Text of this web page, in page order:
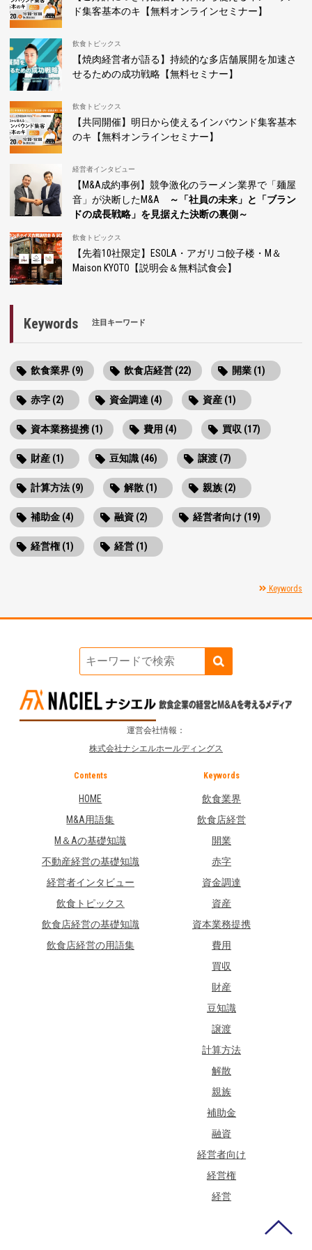
ド集客基本のキ【無料オンラインセミナー】
飲食トピックス
【焼肉経営者が語る】持続的な多店舗展開を加速さ
せるための成功戦略【無料セミナー】
飲食トピックス
【共同開催】明日から使えるインバウンド集客基本
のキ【無料オンラインセミナー】
経営者インタビュー
【M&A成約事例】競争激化のラーメン業界で「麺屋
音」が決断したM&A
～「社員の未来」と「ブラン
ドの成長戦略」を見据えた決断の裏側～
飲食トピックス
【先着10社限定】ESOLA・アガリコ餃子楼・M＆
Maison KYOTO【説明会＆無料試食会】
Keywords 注目キーワード
飲食業界 (9) 飲食店経営 (22) 開業 (1)
赤字 (2) 資金調達 (4) 資産 (1)
資本業務提携 (1) 費用 (4) 買収 (17)
財産 (1) 豆知識 (46) 譲渡 (7)
計算方法 (9) 解散 (1) 親族 (2)
補助金 (4) 融資 (2) 経営者向け (19)
経営権 (1) 経営 (1)
Keywords
運営会社情報：
株式会社ナシエルホールディングス
Contents
HOME
M&A用語集
M＆Aの基礎知識
不動産経営の基礎知識
経営者インタビュー
飲食トピックス
飲食店経営の基礎知識
飲食店経営の用語集
Keywords
飲食業界
飲食店経営
開業
赤字
資金調達
資産
資本業務提携
費用
買収
財産
豆知識
譲渡
計算方法
解散
親族
補助金
融資
経営者向け
経営権
経営